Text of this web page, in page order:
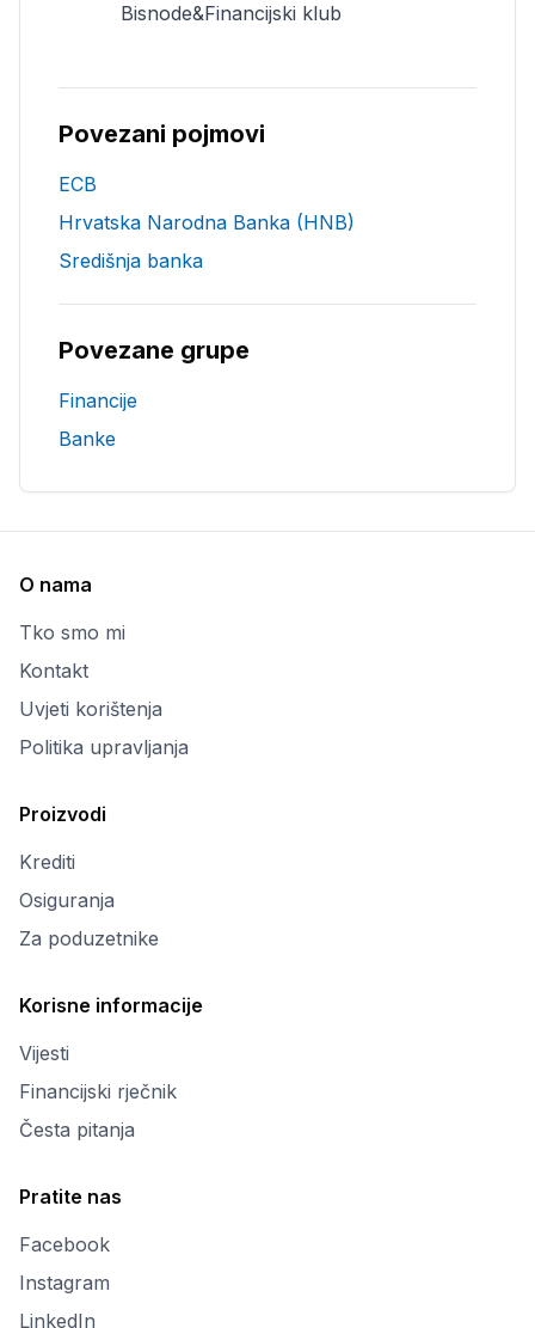
Bisnode&Financijski klub
Povezani pojmovi
ECB
Hrvatska Narodna Banka (HNB)
Središnja banka
Povezane grupe
Financije
Banke
O nama
Tko smo mi
Kontakt
Uvjeti korištenja
Politika upravljanja
Proizvodi
Krediti
Osiguranja
Za poduzetnike
Korisne informacije
Vijesti
Financijski rječnik
Česta pitanja
Pratite nas
Facebook
Instagram
LinkedIn